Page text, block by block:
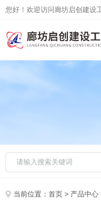
您好！欢迎访问廊坊启创建设
当前位置：首页 > 产品中心